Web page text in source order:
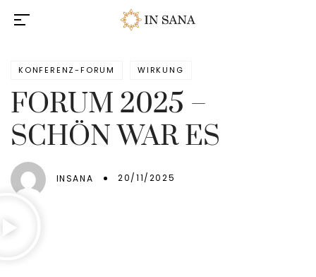
KONFERENZ-FORUM WIRKUNG
FORUM 2025 –
SCHÖN WAR ES
INSANA 20/11/2025